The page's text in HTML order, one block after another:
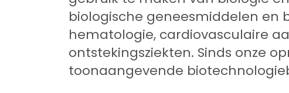
biologische geneesmiddelen en
hematologie, cardiovasculaire
ontstekingsziekten. Sinds onze
toonaangevende